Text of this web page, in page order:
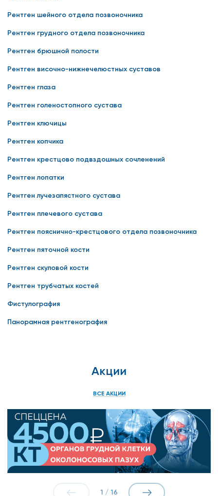
Рентген шейного отдела позвоночника
Рентген грудного отдела позвоночника
Рентген брюшной полости
Рентген височно-нижнечелюстных суставов
Рентген глаза
Рентген голеностопного сустава
Рентген ключицы
Рентген копчика
Рентген крестцово подвздошных сочленений
Рентген лопатки
Рентген лучезапястного сустава
Рентген плечевого сустава
Рентген пояснично-крестцового отдела позвоночника
Рентген пяточной кости
Рентген скуловой кости
Рентген трубчатых костей
Фистулография
Панорамная рентгенография
Акции
ВСЕ АКЦИИ
1 / 16